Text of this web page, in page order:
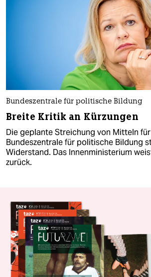
Bundeszentrale für politische Bildung
Breite Kritik an Kürzungen
Die geplante Streichung von Mitteln
Bundeszentrale für politische Bildung
Widerstand. Das Innenministerium
zurück.